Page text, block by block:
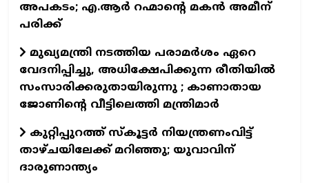
അപകടം; എ.ആര്‍ റഹ്മാന്റെ മകന്‍ അമീന്
പരിക്ക്
മുഖ്യമന്ത്രി നടത്തിയ പരാമർശം ഏറെ
വേദനിപ്പിച്ചു, അധിക്ഷേപിക്കുന്ന രീതിയിൽ
സംസാരിക്കരുതായിരുന്നു ; കാണാതായ
ജോണിന്റെ വീട്ടിലെത്തി മന്ത്രിമാർ
കുറ്റിപ്പുറത്ത് സ്‌കൂട്ടര്‍ നിയന്ത്രണംവിട്ട്
താഴ്ചയിലേക്ക് മറിഞ്ഞു; യുവാവിന്
ദാരുണാന്ത്യം